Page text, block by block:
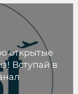
открытые
Вступай в